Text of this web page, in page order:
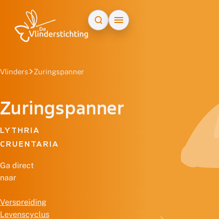
Vlinders Zuringspanner
Zuringspanner
LYTHRIA
CRUENTARIA
Ga direct
naar
Verspreiding
Levenscyclus